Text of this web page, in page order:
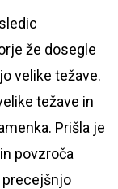
že dosegle
velike težave.
težave in
Prišla je
povzroča
precejšnjo